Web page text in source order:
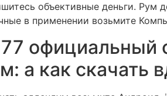
объективные деньги.
в применении возьмите
официальный
а как скачать